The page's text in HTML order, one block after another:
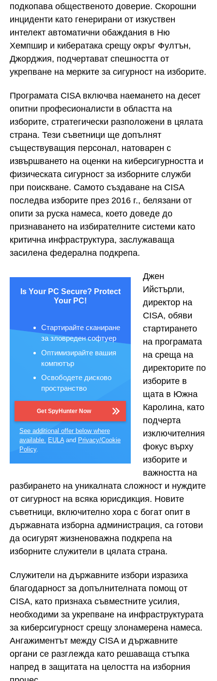
подкопава общественото доверие. Скорошни
инциденти като генерирани от изкуствен
интелект автоматични обаждания в Ню
Хемпшир и кибератака срещу окръг Фултън,
Джорджия, подчертават спешността от
укрепване на мерките за сигурност на изборите.
Програмата CISA включва наемането на десет
опитни професионалисти в областта на
изборите, стратегически разположени в цялата
страна. Тези съветници ще допълнят
съществуващия персонал, натоварен с
извършването на оценки на киберсигурността и
физическата сигурност за изборните служби
при поискване. Самото създаване на CISA
последва изборите през 2016 г., белязани от
опити за руска намеса, което доведе до
признаването на избирателните системи като
критична инфраструктура, заслужаваща
засилена федерална подкрепа.
Is Your PC Secure? Protect
Your PC!
Стартирайте сканиране
за зловреден софтуер
Оптимизирайте вашия
компютър
Освободете дисково
пространство
Get SpyHunter Now
See additional offer below where
available. EULAand Privacy/Cookie
Policy.
Джен
Ийстърли,
директор на
CISA, обяви
стартирането
на програмата
на среща на
директорите по
изборите в
щата в Южна
Каролина, като
подчерта
изключителния
фокус върху
изборите и
важността на
разбирането на уникалната сложност и нуждите
от сигурност на всяка юрисдикция. Новите
съветници, включително хора с богат опит в
държавната изборна администрация, са готови
да осигурят жизненоважна подкрепа на
изборните служители в цялата страна.
Служители на държавните избори изразиха
благодарност за допълнителната помощ от
CISA, като признаха съвместните усилия,
необходими за укрепване на инфраструктурата
за киберсигурност срещу злонамерена намеса.
Ангажиментът между CISA и държавните
органи се разглежда като решаваща стъпка
напред в защитата на целостта на изборния